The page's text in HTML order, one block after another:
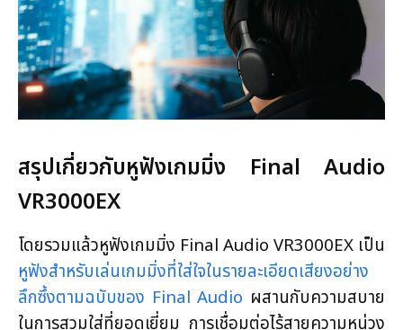
สรุปเกี่ยวกับหูฟังเกมมิ่ง Final Audio
VR3000EX
โดยรวมแล้วหูฟังเกมมิ่ง Final Audio VR3000EX เป็น
หูฟังสำหรับเล่นเกมมิ่งที่ใส่ใจในรายละเอียดเสียงอย่าง
ลึกซึ้งตามฉบับของ Final Audio ผสานกับความสบาย
ในการสวมใส่ที่ยอดเยี่ยม การเชื่อมต่อไร้สายความหน่วง